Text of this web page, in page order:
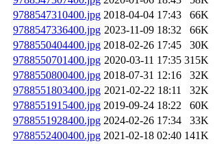
9788547310400.jpg 2018-04-04 17:43
66K
9788547336400.jpg 2023-11-09 18:32
66K
9788550404400.jpg 2018-02-26 17:45
30K
9788550701400.jpg 2020-03-11 17:35 315K
9788550800400.jpg 2018-07-31 12:16
32K
9788551803400.jpg 2021-02-22 18:11
32K
9788551915400.jpg 2019-09-24 18:22
60K
9788551928400.jpg 2024-02-26 17:34
33K
9788552400400.jpg 2021-02-18 02:40 141K